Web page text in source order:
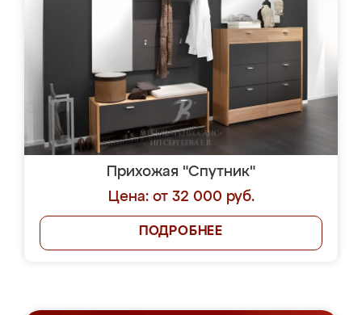
Прихожая "Спутник"
Цена: от 32 000 руб.
ПОДРОБНЕЕ